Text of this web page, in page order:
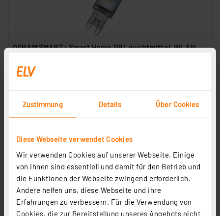
Zustimmung Details Über Cookies
Diese Webseite verwendet Cookies
Wir verwenden Cookies auf unserer Webseite. Einige
von ihnen sind essentiell und damit für den Betrieb und
die Funktionen der Webseite zwingend erforderlich.
Andere helfen uns, diese Webseite und ihre
Erfahrungen zu verbessern. Für die Verwendung von
Cookies, die zur Bereitstellung unseres Angebots nicht
OSRAM SMART+ Smart Home G9 Leuchtmittel, WLAN,
Artikel-Nr. 258168
zzgl. MwSt.